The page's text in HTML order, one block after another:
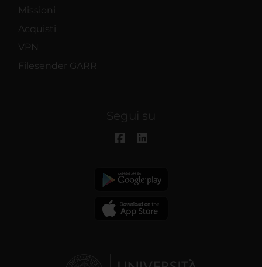
Missioni
Acquisti
VPN
Filesender GARR
Segui su